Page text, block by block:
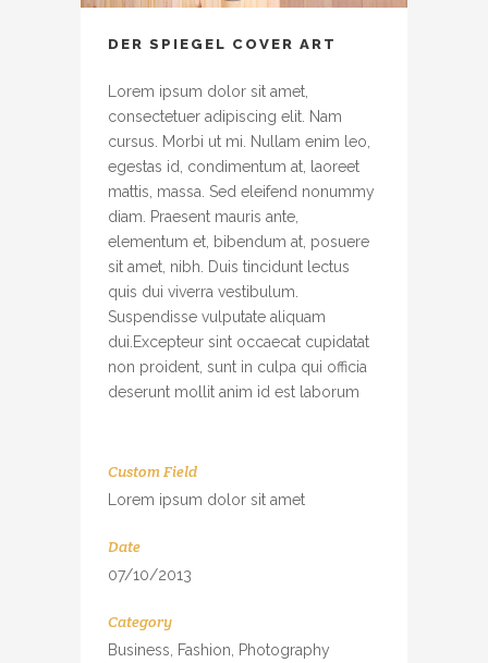
DER SPIEGEL COVER ART
Lorem ipsum dolor sit amet,
consectetuer adipiscing elit. Nam
cursus. Morbi ut mi. Nullam enim leo,
egestas id, condimentum at, laoreet
mattis, massa. Sed eleifend nonummy
diam. Praesent mauris ante,
elementum et, bibendum at, posuere
sit amet, nibh. Duis tincidunt lectus
quis dui viverra vestibulum.
Suspendisse vulputate aliquam
dui.Excepteur sint occaecat cupidatat
non proident, sunt in culpa qui officia
deserunt mollit anim id est laborum
Custom Field
Lorem ipsum dolor sit amet
Date
07/10/2013
Category
Business, Fashion, Photography